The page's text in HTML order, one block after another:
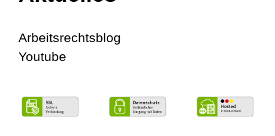
Arbeitsrechtsblog
Youtube